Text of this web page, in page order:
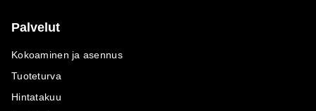
Palvelut
Kokoaminen ja asennus
Tuoteturva
Hintatakuu